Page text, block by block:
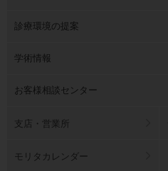
診療環境の提案
学術情報
お客様相談センター
支店・営業所
モリタカレンダー